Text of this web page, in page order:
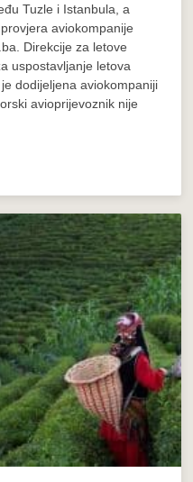
Tuzle i Istanbula, a
aviokompanije
Direkcije za letove
uspostavljanje letova
dodijeljena aviokompaniji
avioprijevoznik nije